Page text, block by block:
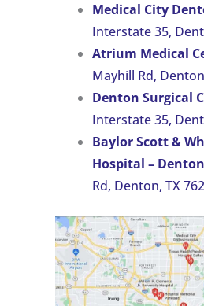
Medical City
Interstate 35,
Atrium Medical
Mayhill Rd,
Denton Surgical
Interstate 35,
Baylor Scott &
Hospital – Denton
Rd, Denton, TX